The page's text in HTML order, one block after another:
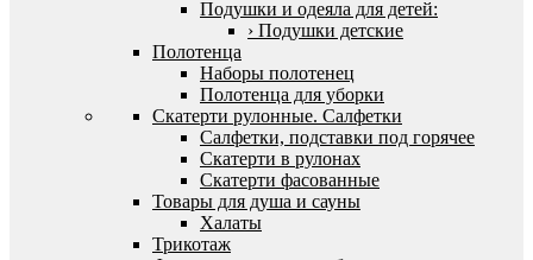
Подушки и одеяла для детей:
› Подушки детские
Полотенца
Наборы полотенец
Полотенца для уборки
Скатерти рулонные. Салфетки
Салфетки, подставки под горячее
Скатерти в рулонах
Скатерти фасованные
Товары для душа и сауны
Халаты
Трикотаж